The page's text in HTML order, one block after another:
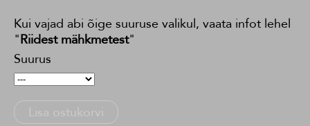
Kui vajad abi õige suuruse valikul, vaata infot lehel
"Riidest mähkmetest"
Suurus
Lisa ostukorvi